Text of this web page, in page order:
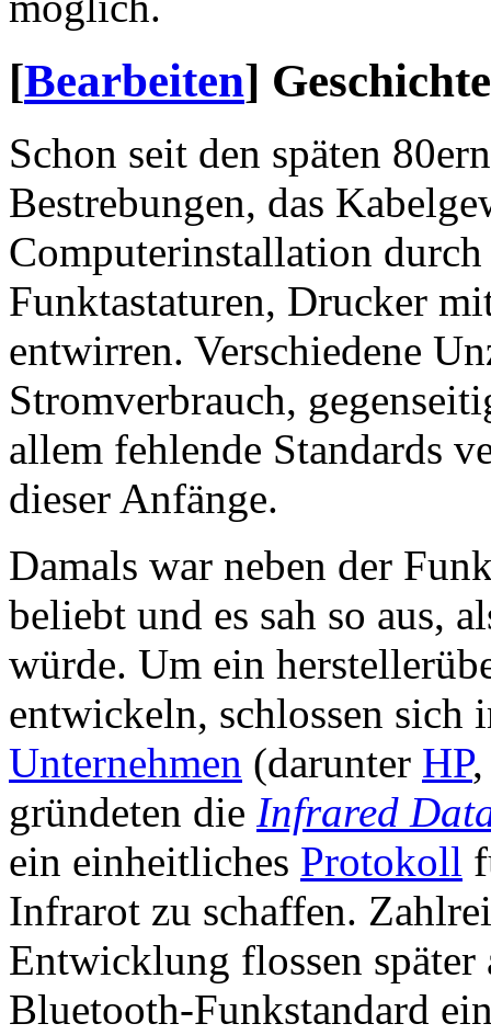
[Bearbeiten]
Schon seit den späten
Bestrebungen, das
Computerinstallation
Funktastaturen, Drucker
entwirren. Verschiedene
Stromverbrauch,
allem fehlende Standards
dieser Anfänge.
Damals war neben der
beliebt und es sah so aus,
würde. Um ein
entwickeln, schlossen sich
Unternehmen (darunter HP
gründeten die Infrared
ein einheitliches Protokoll
Infrarot zu schaffen.
Entwicklung flossen später
Bluetooth-Funkstandard